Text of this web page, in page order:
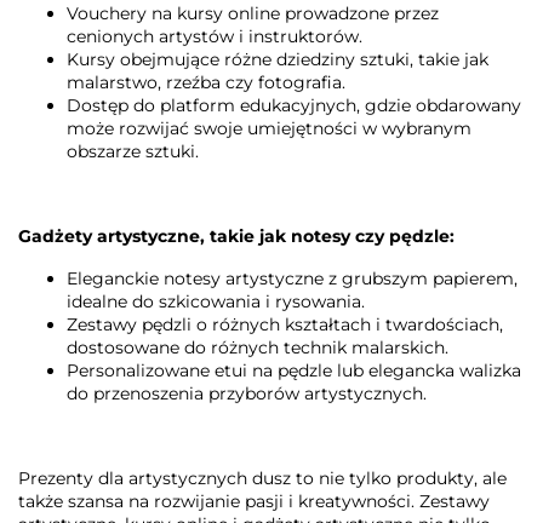
Vouchery na kursy online prowadzone przez
cenionych artystów i instruktorów.
Kursy obejmujące różne dziedziny sztuki, takie jak
malarstwo, rzeźba czy fotografia.
Dostęp do platform edukacyjnych, gdzie obdarowany
może rozwijać swoje umiejętności w wybranym
obszarze sztuki.
Gadżety artystyczne, takie jak notesy czy pędzle:
Eleganckie notesy artystyczne z grubszym papierem,
idealne do szkicowania i rysowania.
Zestawy pędzli o różnych kształtach i twardościach,
dostosowane do różnych technik malarskich.
Personalizowane etui na pędzle lub elegancka walizka
do przenoszenia przyborów artystycznych.
Prezenty dla artystycznych dusz to nie tylko produkty, ale
także szansa na rozwijanie pasji i kreatywności. Zestawy